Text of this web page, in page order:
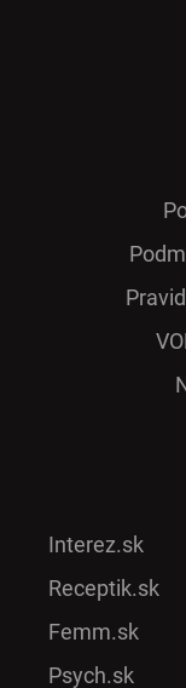
Interez.sk
Receptik.sk
Femm.sk
Psych.sk